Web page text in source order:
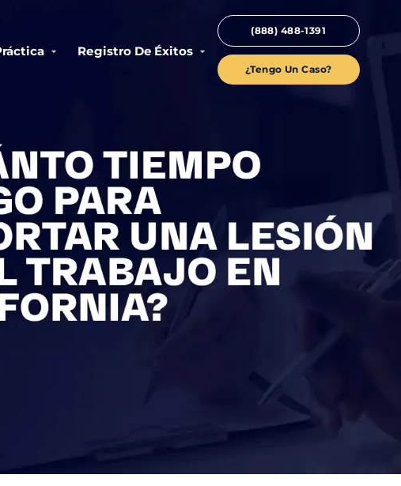
Registro De Éxitos
(888) 488-1391
¿Tengo Un Caso?